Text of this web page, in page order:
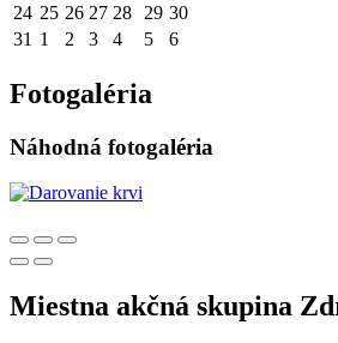
24 25 26 27 28 29 30
31 1 2 3 4 5 6
Fotogaléria
Náhodná fotogaléria
Miestna akčná skupina